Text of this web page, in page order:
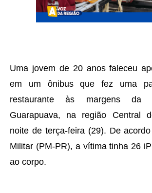
Uma jovem de 20 anos faleceu
em um ônibus que fez uma
restaurante às margens da
Guarapuava, na região Central
noite de terça-feira (29). De
Militar (PM-PR), a vítima tinha 26
ao corpo.